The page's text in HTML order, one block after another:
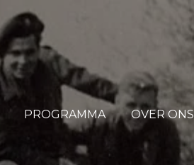
PROGRAMMA OVER ONS